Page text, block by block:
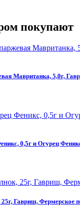
покупают
Мавританка, 5,0г,
0,5г и Огурец
Гавриш, Фермерское